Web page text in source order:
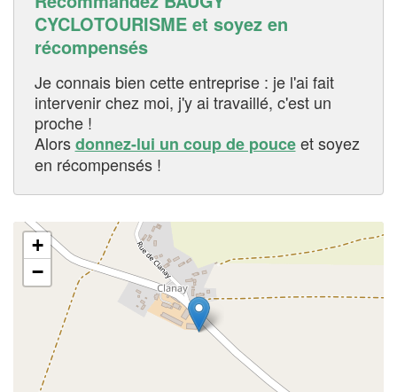
CYCLOTOURISME et soyez en
récompensés
Je connais bien cette entreprise : je l'ai fait
intervenir chez moi, j'y ai travaillé, c'est un
proche !
Alorsdonnez-lui un coup de pouceet soyez
en récompensés !
+
−